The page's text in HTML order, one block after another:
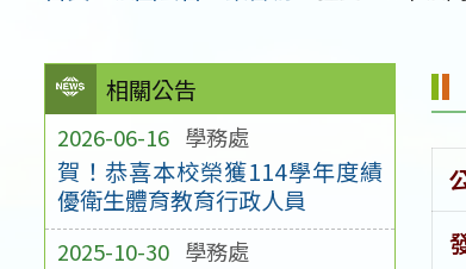
相關公告
2026-06-16 學務處
賀！恭喜本校榮獲114學年度績
優衛生體育教育行政人員
2025-10-30 學務處